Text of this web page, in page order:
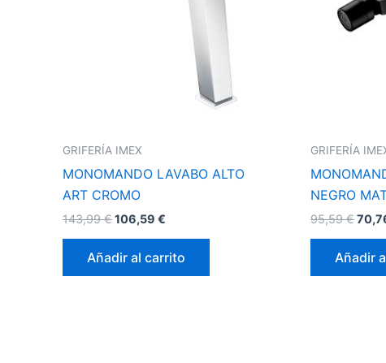
GRIFERÍA IMEX
MONOMANDO LAVABO ALTO
ART CROMO
143,99€106,59€
Añadir al carrito
GRIFERÍA
NEGRO
95,59€
Añadir